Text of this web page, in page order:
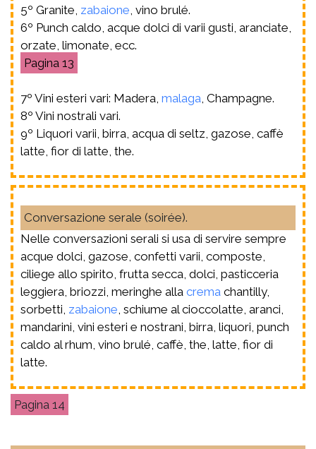
5º Granite, zabaione , vino brulé.
6º Punch caldo, acque dolci di varii gusti, aranciate,
orzate, limonate, ecc.
13
7º Vini esteri vari: Madera, malaga , Champagne.
8º Vini nostrali vari.
9º Liquori varii, birra, acqua di seltz, gazose, caffè
latte, fior di latte, the.
Conversazione serale (soirée).
Nelle conversazioni serali si usa di servire sempre
acque dolci, gazose, confetti varii, composte,
ciliege allo spirito, frutta secca, dolci, pasticceria
leggiera, briozzi, meringhe alla crema chantilly,
sorbetti, zabaione , schiume al cioccolatte, aranci,
mandarini, vini esteri e nostrani, birra, liquori, punch
caldo al rhum, vino brulé, caffè, the, latte, fior di
latte.
14